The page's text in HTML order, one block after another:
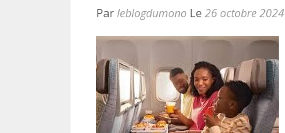
Parleblogdumono Le 26 octobre 2024